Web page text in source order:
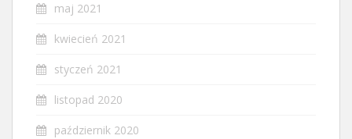
maj 2021
kwiecień 2021
styczeń 2021
listopad 2020
październik 2020